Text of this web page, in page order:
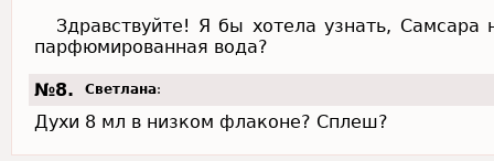
Здравствуйте! Я бы хотела узнать, Самсара
парфюмированная вода?
№8. Светлана:
Духи 8 мл в низком флаконе? Сплеш?